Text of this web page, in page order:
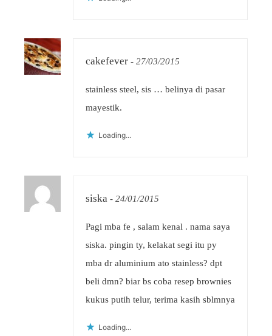
cakefever - 27/03/2015
stainless steel, sis … belinya di pasar
mayestik.
Loading...
siska - 24/01/2015
Pagi mba fe , salam kenal . nama saya
siska. pingin ty, kelakat segi itu py
mba dr aluminium ato stainless? dpt
beli dmn? biar bs coba resep brownies
kukus putih telur, terima kasih sblmnya
Loading...